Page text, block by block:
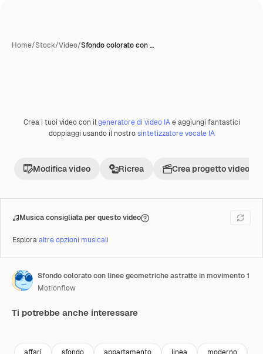
Home/Stock/Video/Sfondo colorato con …
Premium
Crea i tuoi video con ilgeneratore di video IAe aggiungi fantastici
doppiaggi usando il nostrosintetizzatore vocale IA
Modifica video Ricrea Crea progetto video
Musica consigliata per questo video
Esploraaltre opzioni musicali
Sfondo colorato con linee geometriche astratte in movimento 1
Motionflow
Ti potrebbe anche interessare
affari sfondo appartamento linea moderno